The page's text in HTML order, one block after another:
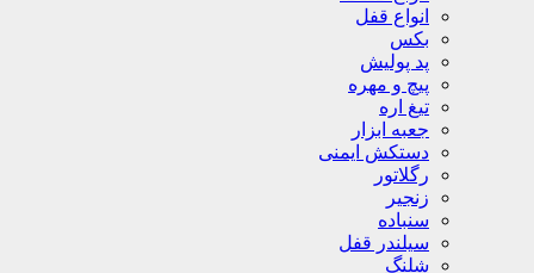
انواع قفل
بکس
پد پولیش
پیچ و مهره
تیغ اره
جعبه ابزار
دستکش ایمنی
رگلاتور
زنجیر
سنباده
سیلندر قفل
شلنگ